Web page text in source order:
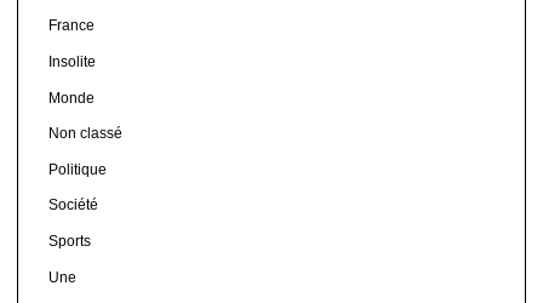
France
Insolite
Monde
Non classé
Politique
Société
Sports
Une